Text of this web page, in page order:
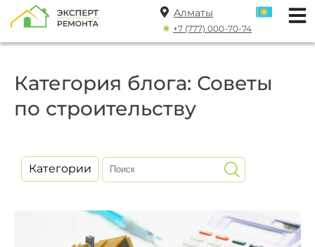
Алматы
+7 (777) 000-70-74
Категория блога: Советы
по строительству
Категории